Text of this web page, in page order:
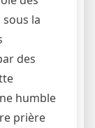
la
des
humble
prière